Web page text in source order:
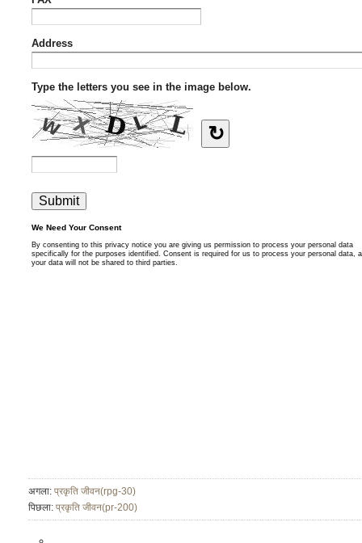
अगला: प्रकृति जीवन(rpg-30)
पिछला: प्रकृति जीवन(pr-200)